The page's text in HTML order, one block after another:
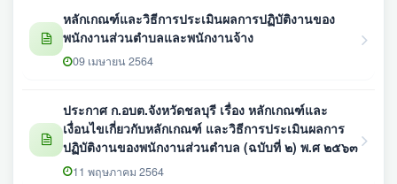
หลักเกณฑ์และวิธีการประเมินผลการปฏิบัติงานของ
พนักงานส่วนตำบลและพนักงานจ้าง
09 เมษายน 2564
ประกาศ ก.อบต.จังหวัดชลบุรี เรื่อง หลักเกณฑ์และ
เงื่อนไขเกี่ยวกับหลักเกณฑ์ และวิธีการประเมินผลการ
ปฏิบัติงานของพนักงานส่วนตำบล (ฉบับที่ ๒) พ.ศ ๒๕๖๓
11 พฤษภาคม 2564